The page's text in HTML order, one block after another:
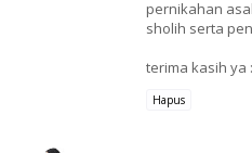
pernikahan
sholih serta
terima kasih ya
Hapus